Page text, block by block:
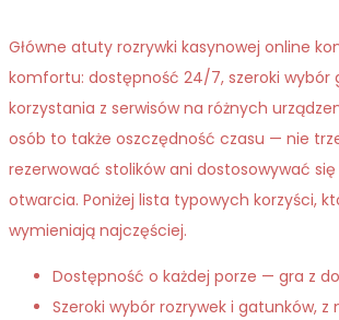
Główne atuty rozrywki kasynowej online
komfortu: dostępność 24/7, szeroki wybór
korzystania z serwisów na różnych
osób to także oszczędność czasu — nie
rezerwować stolików ani dostosowywać
otwarcia. Poniżej lista typowych korzyści,
wymieniają najczęściej.
Dostępność o każdej porze — gra z
Szeroki wybór rozrywek i gatunków, z